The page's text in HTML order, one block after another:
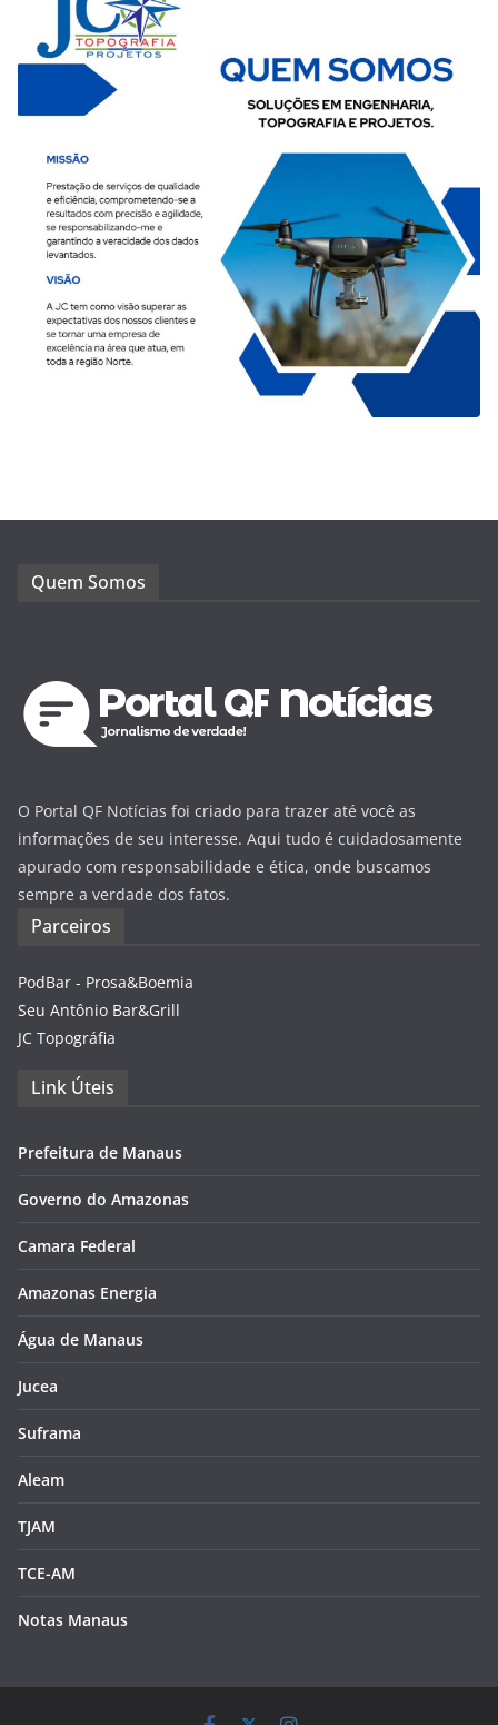
Quem Somos
O Portal QF Notícias foi criado para trazer até você as
informações de seu interesse. Aqui tudo é cuidadosamente
apurado com responsabilidade e ética, onde buscamos
sempre a verdade dos fatos.
Parceiros
PodBar - Prosa&Boemia
Seu Antônio Bar&Grill
JC Topográfia
Link Úteis
Prefeitura de Manaus
Governo do Amazonas
Camara Federal
Amazonas Energia
Água de Manaus
Jucea
Suframa
Aleam
TJAM
TCE-AM
Notas Manaus